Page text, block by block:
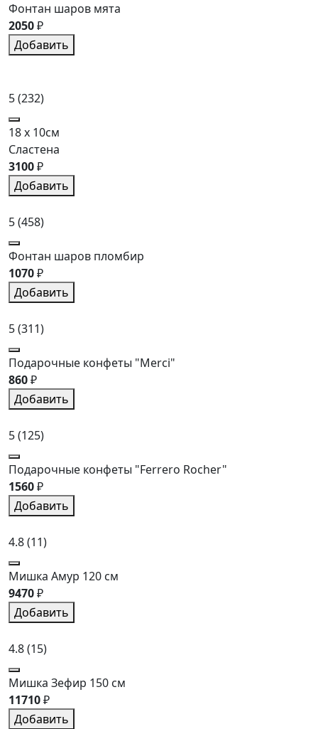
Фонтан шаров мята
2050₽
Добавить
5(232)
18 x 10см
Сластена
3100₽
Добавить
5(458)
Фонтан шаров пломбир
1070₽
Добавить
5(311)
Подарочные конфеты "Merci"
860₽
Добавить
5(125)
Подарочные конфеты "Ferrero Rocher"
1560₽
Добавить
4.8(11)
Мишка Амур 120 см
9470₽
Добавить
4.8(15)
Мишка Зефир 150 см
11710₽
Добавить